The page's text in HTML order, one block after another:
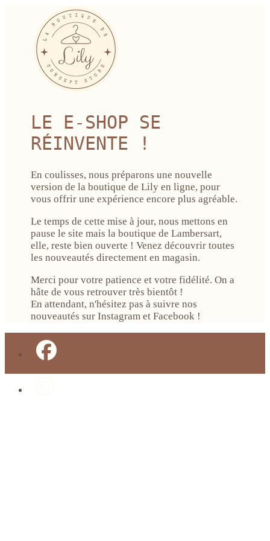
LE E-SHOP SE
RÉINVENTE !
En coulisses, nous préparons une nouvelle
version de la boutique de Lily en ligne, pour
vous offrir une expérience encore plus agréable.
Le temps de cette mise à jour, nous mettons en
pause le site mais la boutique de Lambersart,
elle, reste bien ouverte ! Venez découvrir toutes
les nouveautés directement en magasin.
Merci pour votre patience et votre fidélité. On a
hâte de vous retrouver très bientôt !
En attendant, n'hésitez pas à suivre nos
nouveautés sur Instagram et Facebook !